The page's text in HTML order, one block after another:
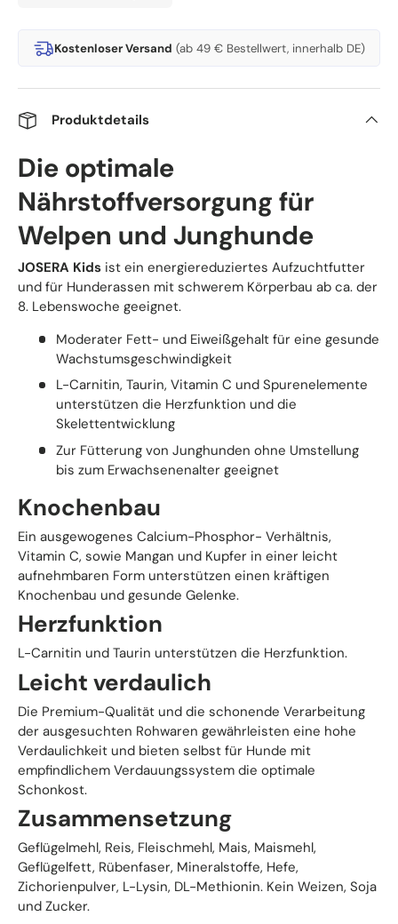
Kostenloser Versand (ab 49 € Bestellwert, innerhalb DE)
Produktdetails
Die optimale
Nährstoffversorgung für
Welpen und Junghunde
JOSERA Kids ist ein energiereduziertes Aufzuchtfutter
und für Hunderassen mit schwerem Körperbau ab ca. der
8. Lebenswoche geeignet.
Moderater Fett- und Eiweißgehalt für eine gesunde
Wachstumsgeschwindigkeit
L-Carnitin, Taurin, Vitamin C und Spurenelemente
unterstützen die Herzfunktion und die
Skelettentwicklung
Zur Fütterung von Junghunden ohne Umstellung
bis zum Erwachsenenalter geeignet
Knochenbau
Ein ausgewogenes Calcium-Phosphor- Verhältnis,
Vitamin C, sowie Mangan und Kupfer in einer leicht
aufnehmbaren Form unterstützen einen kräftigen
Knochenbau und gesunde Gelenke.
Herzfunktion
L-Carnitin und Taurin unterstützen die Herzfunktion.
Leicht verdaulich
Die Premium-Qualität und die schonende Verarbeitung
der ausgesuchten Rohwaren gewährleisten eine hohe
Verdaulichkeit und bieten selbst für Hunde mit
empfindlichem Verdauungssystem die optimale
Schonkost.
Zusammensetzung
Geflügelmehl, Reis, Fleischmehl, Mais, Maismehl,
Geflügelfett, Rübenfaser, Mineralstoffe, Hefe,
Zichorienpulver, L-Lysin, DL-Methionin. Kein Weizen, Soja
und Zucker.